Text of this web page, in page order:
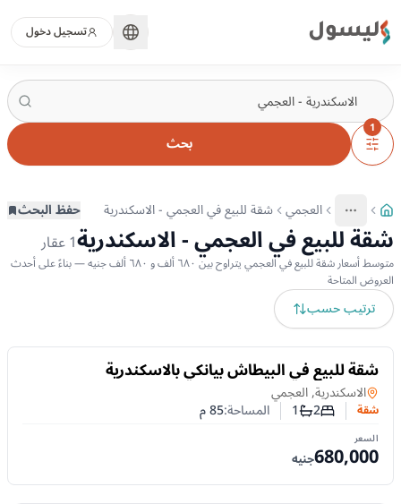
ليسول تسجيل دخول
1
بحث
More
عرض المزيد من المسارات
العجمي شقة للبيع في العجمي - الاسكندرية حفظ البحث
شقة للبيع في العجمي - الاسكندرية1عقار
متوسط أسعار شقة للبيع في العجمي يتراوح بين ٦٨٠ ألف و ٦٨٠ ألف جنيه — بناءً على أحدث
العروض المتاحة
ترتيب حسب
للبيع
شقة للبيع في البيطاش بيانكي بالاسكندرية
شقةفي
الاسكندرية, العجمي
شقة عدد غرف النوم
2عدد الحمامات
1 المساحة:85م
السعر
680,000جنيه